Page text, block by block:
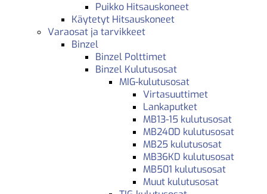
Puikko Hitsauskoneet
Käytetyt Hitsauskoneet
Varaosat ja tarvikkeet
Binzel
Binzel Polttimet
Binzel Kulutusosat
MIG-kulutusosat
Virtasuuttimet
Lankaputket
MB13-15 kulutusosat
MB240D kulutusosat
MB25 kulutusosat
MB36KD kulutusosat
MB501 kulutusosat
Muut kulutusosat